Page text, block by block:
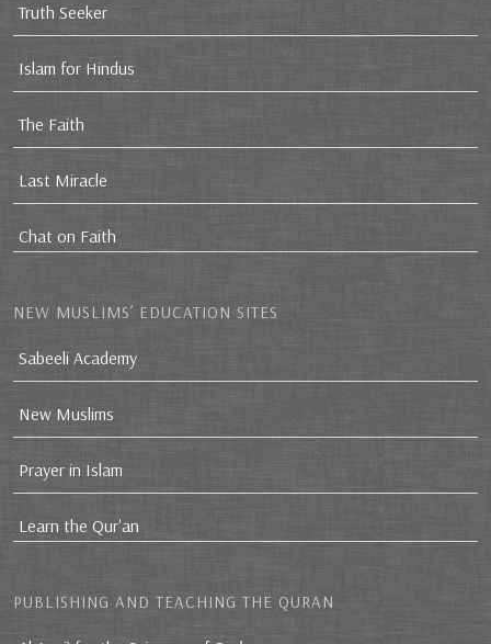
Truth Seeker
Islam for Hindus
The Faith
Last Miracle
Chat on Faith
NEW MUSLIMS’ EDUCATION SITES
Sabeeli Academy
New Muslims
Prayer in Islam
Learn the Qur'an
PUBLISHING AND TEACHING THE QURAN